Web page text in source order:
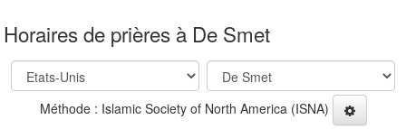
Horaires de prières à De Smet
Méthode : Islamic Society of North America (ISNA)